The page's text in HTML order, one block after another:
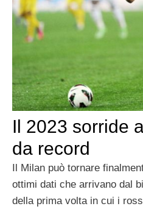
Il 2023 sorride
da record
Il Milan può tornare
ottimi dati che arrivano dal
della prima volta in cui i